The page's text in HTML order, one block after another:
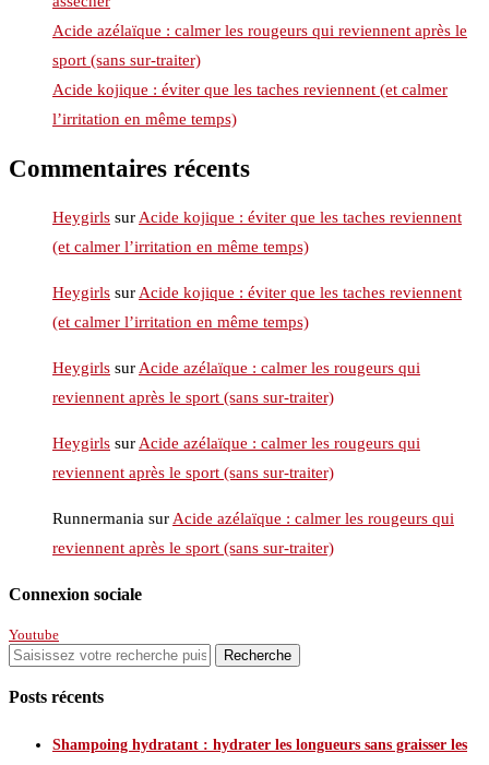
Acide azélaïque : calmer les rougeurs qui reviennent après le
sport (sans sur-traiter)
Acide kojique : éviter que les taches reviennent (et calmer
l’irritation en même temps)
Commentaires récents
Heygirls surAcide kojique : éviter que les taches reviennent
(et calmer l’irritation en même temps)
Heygirls surAcide kojique : éviter que les taches reviennent
(et calmer l’irritation en même temps)
Heygirls surAcide azélaïque : calmer les rougeurs qui
reviennent après le sport (sans sur-traiter)
Heygirls surAcide azélaïque : calmer les rougeurs qui
reviennent après le sport (sans sur-traiter)
Runnermania surAcide azélaïque : calmer les rougeurs qui
reviennent après le sport (sans sur-traiter)
Connexion sociale
Youtube
Posts récents
Shampoing hydratant : hydrater les longueurs sans graisser les